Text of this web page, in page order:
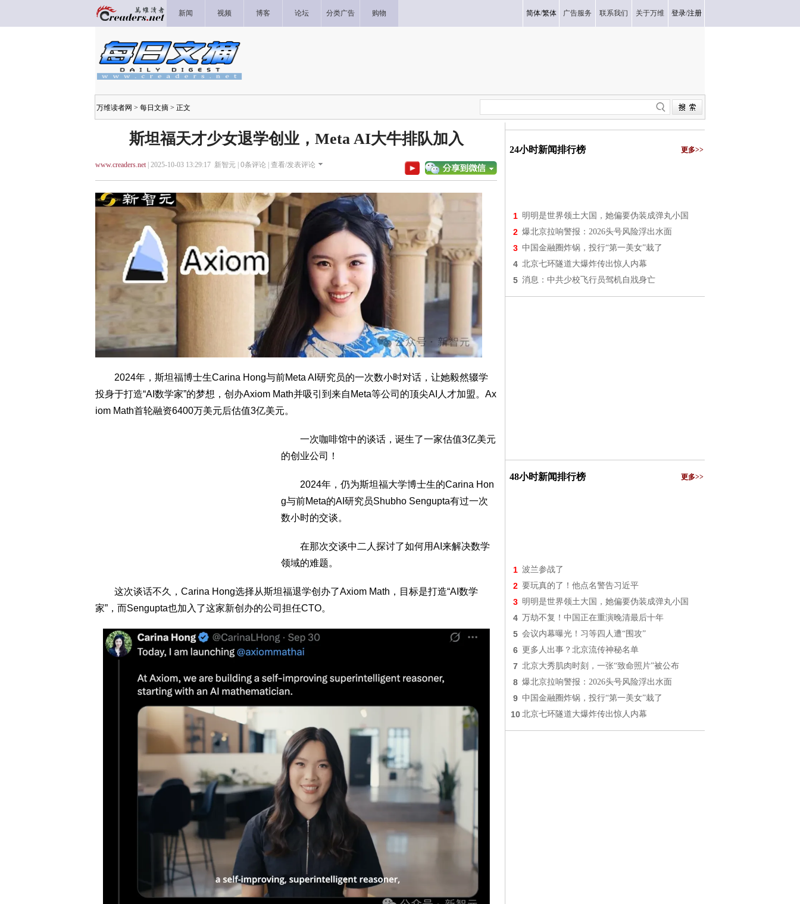
新闻 视频 博客 论坛 分类广告 购物 简体/繁体 广告服务 联系我们 关于万维 登录/注册
万维读者网 > 每日文摘 > 正文
斯坦福天才少女退学创业，Meta AI大牛排队加入
www.creaders.net| 2025-10-03 13:29:17 新智元 | 0条评论 | 查看/发表评论
2024年，斯坦福博士生Carina Hong与前Meta AI研究员的一次数小时对话，让她毅然辍学
投身于打造“AI数学家”的梦想，创办Axiom Math并吸引到来自Meta等公司的顶尖AI人才加盟。Ax
iom Math首轮融资6400万美元后估值3亿美元。
一次咖啡馆中的谈话，诞生了一家估值3亿美元
的创业公司！
2024年，仍为斯坦福大学博士生的Carina Hon
g与前Meta的AI研究员Shubho Sengupta有过一次
数小时的交谈。
在那次交谈中二人探讨了如何用AI来解决数学
领域的难题。
这次谈话不久，Carina Hong选择从斯坦福退学创办了Axiom Math，目标是打造“AI数学
家”，而Sengupta也加入了这家新创办的公司担任CTO。
24小时新闻排行榜 更多>>
1 明明是世界领土大国，她偏要伪装成弹丸小国
2 爆北京拉响警报：2026头号风险浮出水面
3 中国金融圈炸锅，投行“第一美女”栽了
4 北京七环隧道大爆炸传出惊人内幕
5 消息：中共少校飞行员驾机自戕身亡
48小时新闻排行榜 更多>>
1 波兰参战了
2 要玩真的了！他点名警告习近平
3 明明是世界领土大国，她偏要伪装成弹丸小国
4 万劫不复！中国正在重演晚清最后十年
5 会议内幕曝光！习等四人遭“围攻”
6 更多人出事？北京流传神秘名单
7 北京大秀肌肉时刻，一张“致命照片”被公布
8 爆北京拉响警报：2026头号风险浮出水面
9 中国金融圈炸锅，投行“第一美女”栽了
10 北京七环隧道大爆炸传出惊人内幕